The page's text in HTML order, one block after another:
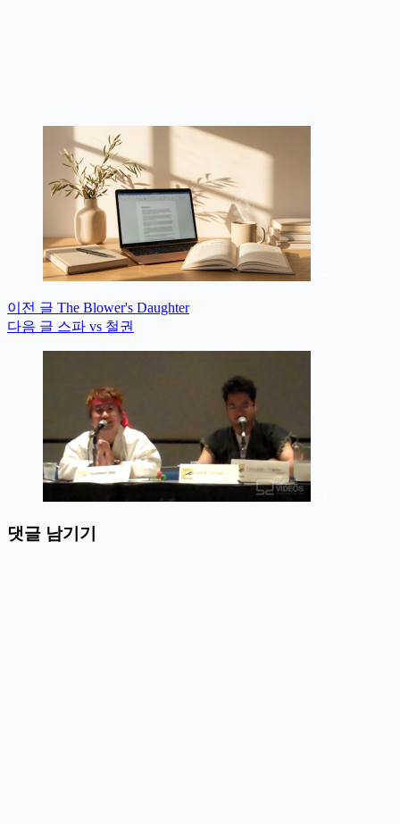
이전 글 The Blower's Daughter
다음 글 스파 vs 철권
댓글 남기기